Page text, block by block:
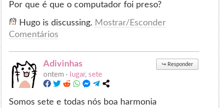
Por que é que o computador foi preso?
Hugo is discussing. Mostrar/Esconder
Comentários
Adivinhas ↪ Responder
ontem · lugar,sete
Somos sete e todas nós boa harmonia